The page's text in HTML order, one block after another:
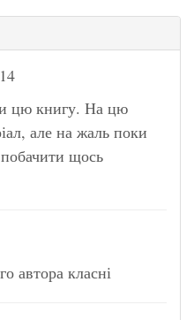
цю книгу. На цю
але на жаль поки
щось
автора класні